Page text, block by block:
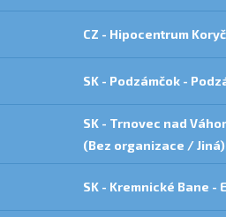
CZ - Hipocentrum
SK - Podzámčok -
SK - Trnovec nad
(Bez organizace / Jiná)
SK - Kremnické Bane -